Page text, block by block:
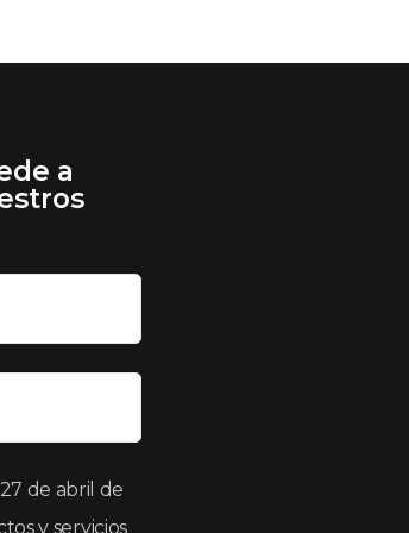
a
de abril de
y servicios